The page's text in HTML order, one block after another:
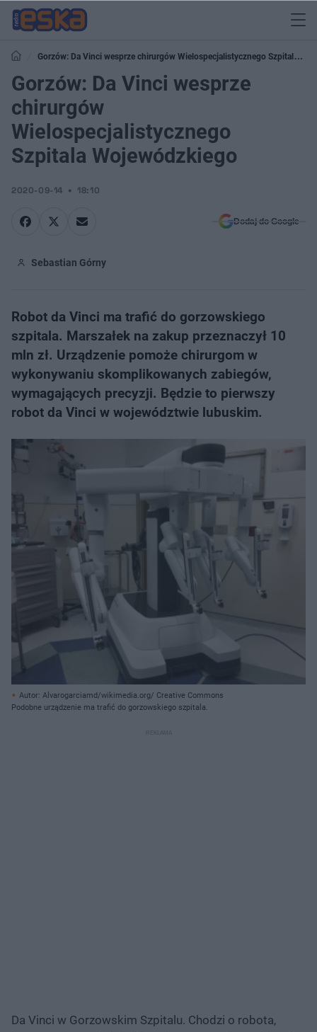
Gorzów: Da Vinci wesprze chirurgów Wielospecjalistycznego Szpitala
Wojewódzkiego
Gorzów: Da Vinci wesprze
chirurgów
Wielospecjalistycznego
Szpitala Wojewódzkiego
2020-09-14 18:10
Dodaj do Google
Sebastian Górny
Robot da Vinci ma trafić do gorzowskiego
szpitala. Marszałek na zakup przeznaczył 10
mln zł. Urządzenie pomoże chirurgom w
wykonywaniu skomplikowanych zabiegów,
wymagających precyzji. Będzie to pierwszy
robot da Vinci w województwie lubuskim.
Autor: Alvarogarciamd/wikimedia.org/ Creative Commons
Podobne urządzenie ma trafić do gorzowskiego szpitala.
Da Vinci w Gorzowskim Szpitalu. Chodzi o robota,